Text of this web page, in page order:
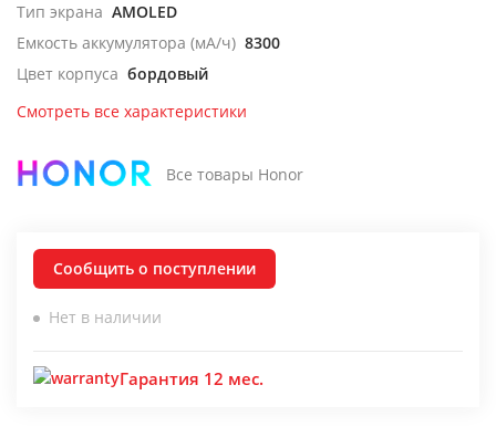
Тип экрана AMOLED
Емкость аккумулятора (мА/ч) 8300
Цвет корпуса бордовый
Смотреть все характеристики
Все товары Honor
Сообщить о поступлении
Нет в наличии
Гарантия 12 мес.